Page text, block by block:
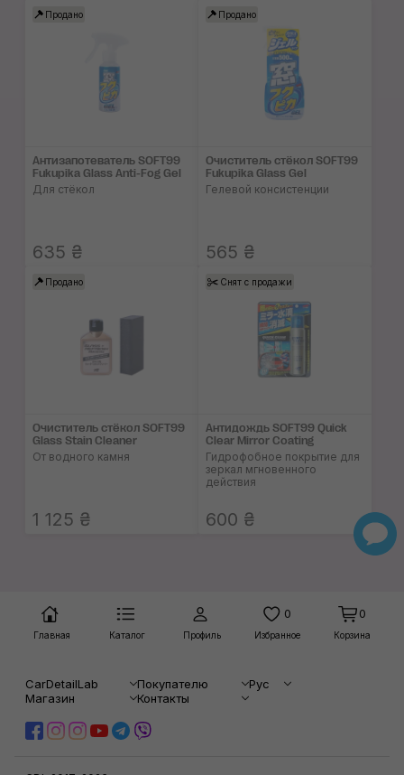
Продано
Антизапотеватель SOFT99
Fukupika Glass Anti-Fog Gel
Для стёкол
635 ₴
Продано
Очиститель стёкол SOFT99
Fukupika Glass Gel
Гелевой консистенции
565 ₴
Продано
Очиститель стёкол SOFT99
Glass Stain Cleaner
От водного камня
1 125 ₴
Снят с продажи
Антидождь SOFT99 Quick
Clear Mirror Coating
Гидрофобное покрытие для
зеркал мгновенного
действия
600 ₴
Главная Каталог Профиль
0
Избранное
0
Корзина
CarDetailLab Покупателю
Рус
Магазин
Контакты